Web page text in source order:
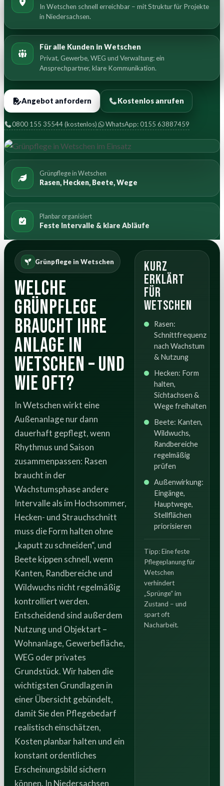
In Wetschen schnell erreichbar – mit Struktur für Projekte
in Niedersachsen.
Für alle Kunden in Wetschen
Privat, Gewerbe, WEG und Verwaltung: ein
Ansprechpartner, klare Kommunikation.
Angebot anfordern Kostenlos anrufen
0800 155 35544 (kostenlos) WhatsApp: 0155 63887459
Grünpflege in Wetschen
Rasen, Hecken, Beete, Wege
Planbar organisiert
Feste Intervalle & klare Abläufe
Grünpflege in Wetschen
Welche
Grünpflege
braucht Ihre
Anlage in
Wetschen – und
wie oft?
In Wetschen wirkt eine
Außenanlage nur dann
dauerhaft gepflegt, wenn
Rhythmus und Saison
zusammenpassen: Rasen
braucht in der
Wachstumsphase andere
Intervalle als im Hochsommer,
Hecken- und Strauchschnitt
muss die Form halten ohne
„kaputt zu schneiden“, und
Beete kippen schnell, wenn
Kanten, Randbereiche und
Wildwuchs nicht regelmäßig
kontrolliert werden.
Entscheidend sind außerdem
Nutzung und Objektart –
Wohnanlage, Gewerbefläche,
WEG oder privates
Grundstück. Wir haben die
wichtigsten Grundlagen in
einer Übersicht gebündelt,
damit Sie den Pflegebedarf
realistisch einschätzen,
Kosten planbar halten und ein
konstant ordentliches
Erscheinungsbild sichern
können. In Niedersachsen
Kurz
erklärt
für
Wetschen
Rasen:
Schnittfrequenz
nach Wachstum
& Nutzung
Hecken: Form
halten,
Sichtachsen &
Wege freihalten
Beete: Kanten,
Wildwuchs,
Randbereiche
regelmäßig
prüfen
Außenwirkung:
Eingänge,
Hauptwege,
Stellflächen
priorisieren
Tipp: Eine feste
Pflegeplanung für
Wetschen
verhindert
„Sprünge“ im
Zustand – und
spart oft
Nacharbeit.